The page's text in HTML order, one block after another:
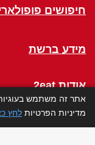
חיפושים
מידע ברשת
אודות 2eat
אתר זה משתמש
מדיניות הפרטיות לחץ